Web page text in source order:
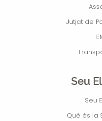
Jutjat de
Seu
Seu
Què és la